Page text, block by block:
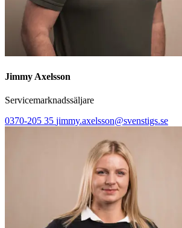
Jimmy Axelsson
Servicemarknadssäljare
0370-205 35 jimmy.axelsson@svenstigs.se